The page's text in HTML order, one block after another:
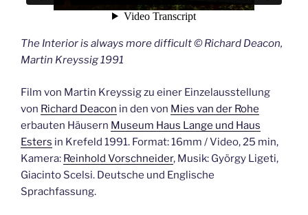
The Interior is always more difficult © Richard Deacon,
Martin Kreyssig 1991
Film von Martin Kreyssig zu einer Einzelausstellung
von Richard Deacon in den von Mies van der Rohe
erbauten Häusern Museum Haus Lange und Haus
Esters in Krefeld 1991. Format: 16mm / Video, 25 min,
Kamera: Reinhold Vorschneider, Musik: György Ligeti,
Giacinto Scelsi. Deutsche und Englische
Sprachfassung.